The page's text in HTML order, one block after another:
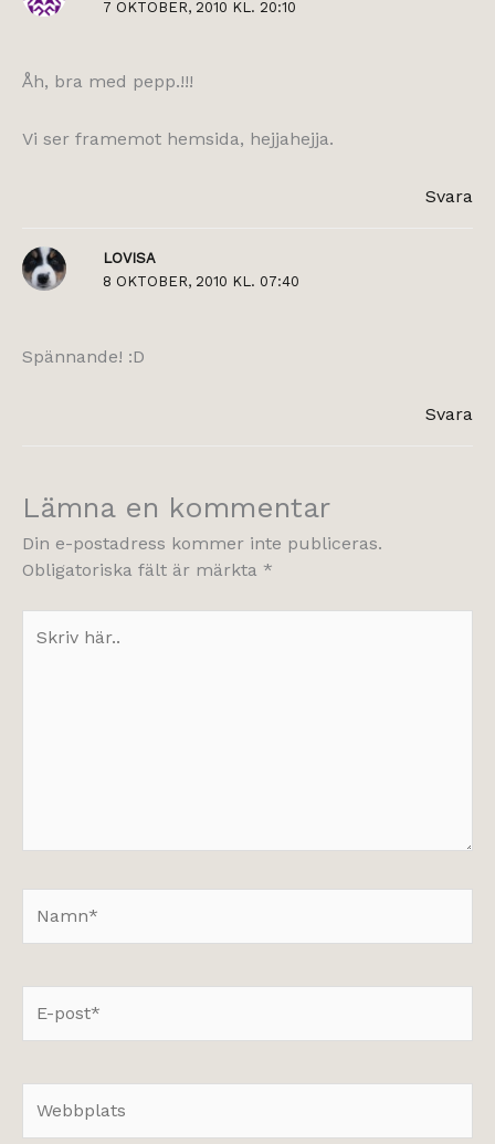
7 OKTOBER, 2010 KL. 20:10
Åh, bra med pepp.!!!
Vi ser framemot hemsida, hejjahejja.
Svara
LOVISA
8 OKTOBER, 2010 KL. 07:40
Spännande! :D
Svara
Lämna en kommentar
Din e-postadress kommer inte publiceras.
Obligatoriska fält är märkta *
här..
post*